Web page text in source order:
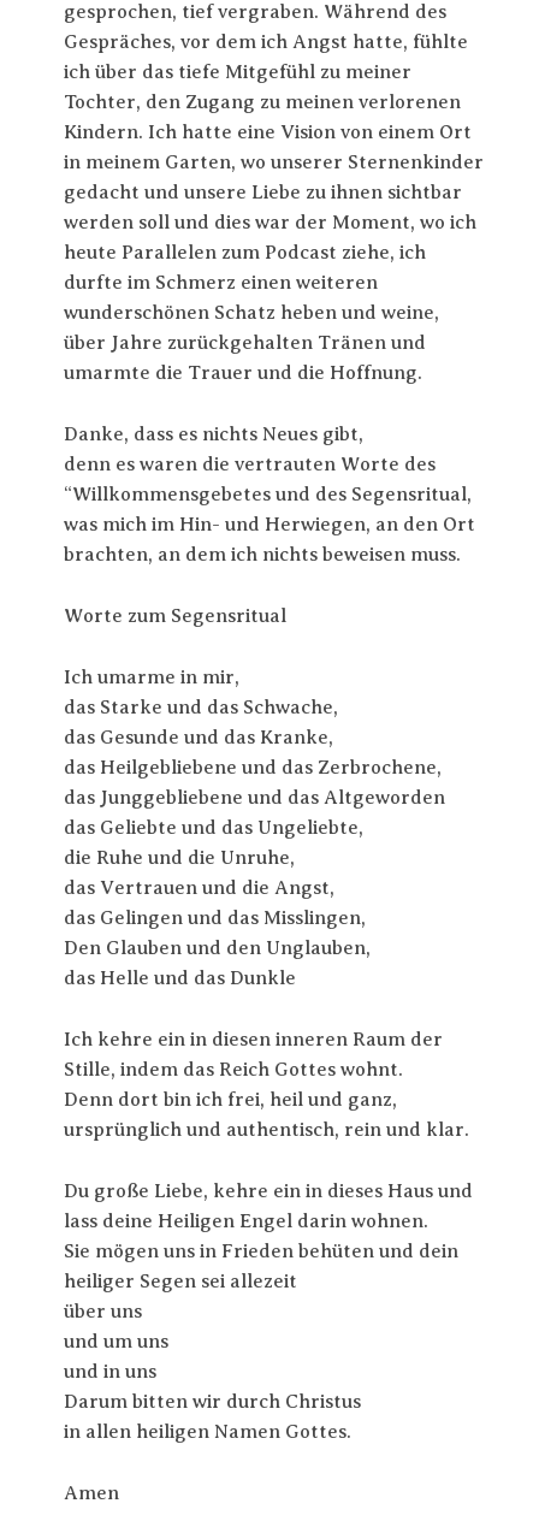
gesprochen, tief vergraben. Während des
Gespräches, vor dem ich Angst hatte, fühlte
ich über das tiefe Mitgefühl zu meiner
Tochter, den Zugang zu meinen verlorenen
Kindern. Ich hatte eine Vision von einem Ort
in meinem Garten, wo unserer Sternenkinder
gedacht und unsere Liebe zu ihnen sichtbar
werden soll und dies war der Moment, wo ich
heute Parallelen zum Podcast ziehe, ich
durfte im Schmerz einen weiteren
wunderschönen Schatz heben und weine,
über Jahre zurückgehalten Tränen und
umarmte die Trauer und die Hoffnung.
Danke, dass es nichts Neues gibt,
denn es waren die vertrauten Worte des
“Willkommensgebetes und des Segensritual,
was mich im Hin- und Herwiegen, an den Ort
brachten, an dem ich nichts beweisen muss.
Worte zum Segensritual
Ich umarme in mir,
das Starke und das Schwache,
das Gesunde und das Kranke,
das Heilgebliebene und das Zerbrochene,
das Junggebliebene und das Altgeworden
das Geliebte und das Ungeliebte,
die Ruhe und die Unruhe,
das Vertrauen und die Angst,
das Gelingen und das Misslingen,
Den Glauben und den Unglauben,
das Helle und das Dunkle
Ich kehre ein in diesen inneren Raum der
Stille, indem das Reich Gottes wohnt.
Denn dort bin ich frei, heil und ganz,
ursprünglich und authentisch, rein und klar.
Du große Liebe, kehre ein in dieses Haus und
lass deine Heiligen Engel darin wohnen.
Sie mögen uns in Frieden behüten und dein
heiliger Segen sei allezeit
über uns
und um uns
und in uns
Darum bitten wir durch Christus
in allen heiligen Namen Gottes.
Amen